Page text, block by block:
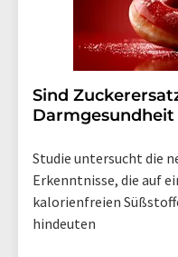
Sind
Studie untersucht die
Erkenntnisse, die auf
kalorienfreien
hindeuten